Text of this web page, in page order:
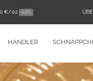
€/oz 0,0%
HÄNDLER